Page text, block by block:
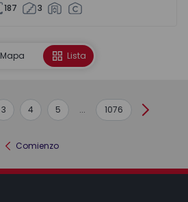
187 3
Mapa Lista
3 4 5 ... 1076
Comienzo